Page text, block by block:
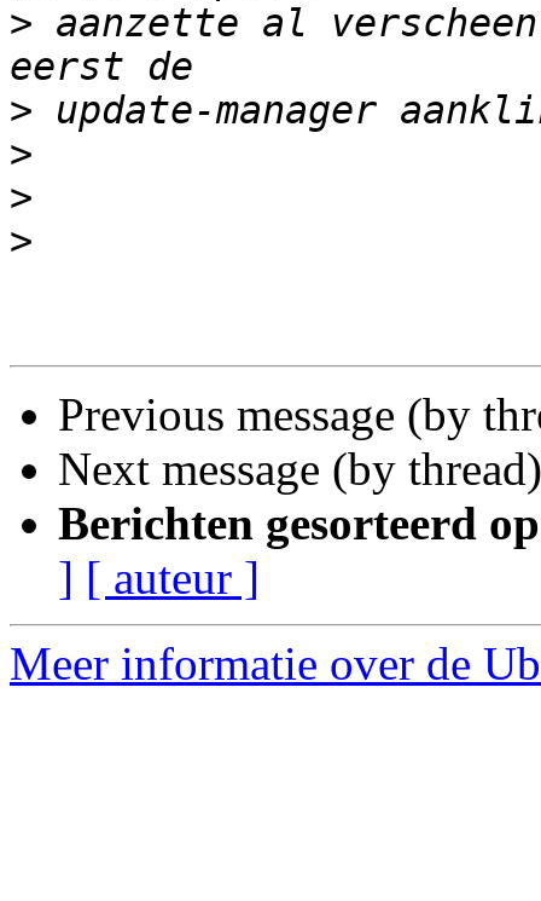
> aanzette al
>
>
>
>
Previous message (by
Next message (by
Berichten gesorteerd
] [ auteur ]
Meer informatie over de